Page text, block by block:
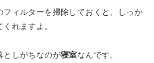
フィルターを掃除しておくと、しっか
れますよ。
としがちなのが寝室なんです。